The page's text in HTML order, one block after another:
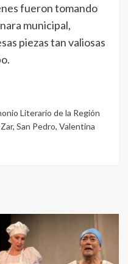
fueron tomando
municipal,
piezas tan valiosas
Literario de la Región
, San Pedro, Valentina